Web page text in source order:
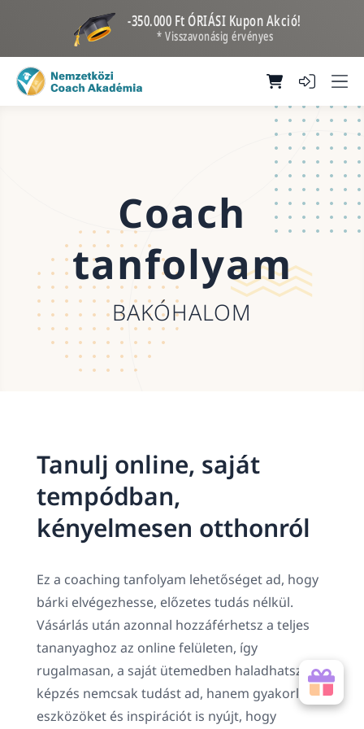
-350.000 Ft ÓRIÁSI Kupon Akció!
* Visszavonásig érvényes
Coach
tanfolyam
BAKÓHALOM
Tanulj online, saját
tempódban,
kényelmesen otthonról
Ez a coaching tanfolyam lehetőséget ad, hogy
bárki elvégezhesse, előzetes tudás nélkül.
Vásárlás után azonnal hozzáférhetsz a teljes
tananyaghoz az online felületen, így
rugalmasan, a saját ütemedben haladhatsz. A
képzés nemcsak tudást ad, hanem gyakorlati
eszközöket és inspirációt is nyújt, hogy